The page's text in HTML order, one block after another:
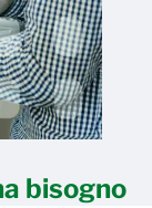
bisogno